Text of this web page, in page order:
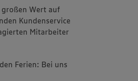
Wert auf
Kundenservice
Mitarbeiter
Ferien: Bei uns